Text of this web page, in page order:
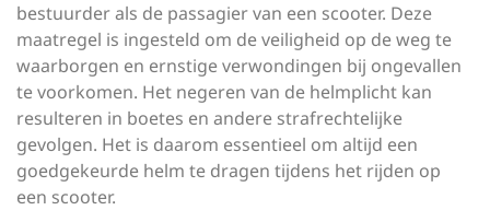
bestuurder als de passagier van een scooter. Deze
maatregel is ingesteld om de veiligheid op de weg te
waarborgen en ernstige verwondingen bij ongevallen
te voorkomen. Het negeren van de helmplicht kan
resulteren in boetes en andere strafrechtelijke
gevolgen. Het is daarom essentieel om altijd een
goedgekeurde helm te dragen tijdens het rijden op
een scooter.